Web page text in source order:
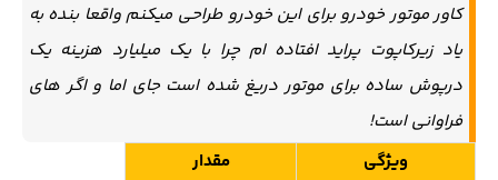
کاور موتور خودرو برای این خودرو طراحی میکنم واقعا بنده به
یاد زیرکاپوت پراید افتاده ام چرا با یک میلیارد هزینه یک
درپوش ساده برای موتور دریغ شده است جای اما و اگر های
فراوانی است!
مقدار
ویژگی